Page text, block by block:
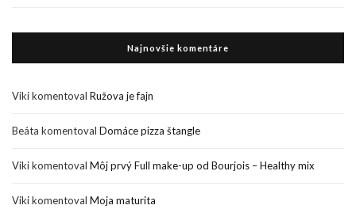
Najnovšie komentáre
Vikikomentoval Ružova je fajn
Beáta komentoval Domáce pizza štangle
Vikikomentoval Môj prvý Full make-up od Bourjois – Healthy mix
Vikikomentoval Moja maturita